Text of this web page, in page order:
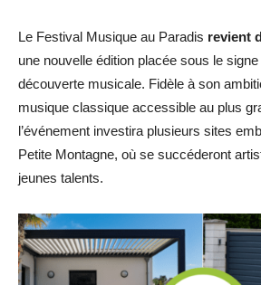
Le Festival Musique au Paradis revient
une nouvelle édition placée sous le
découverte musicale. Fidèle à son
musique classique accessible au plus
l’événement investira plusieurs sites
Petite Montagne, où se succéderont
jeunes talents.